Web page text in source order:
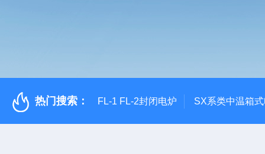
热门搜索： FL-1 FL-2封闭电炉 SX系类中温箱